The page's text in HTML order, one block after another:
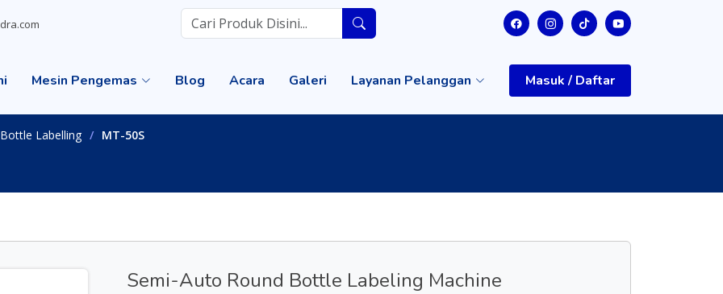
Mesin Pengemas Blog Acara Galeri Layanan Pelanggan Masuk / Daftar
Bottle Labelling MT-50S
Semi-Auto Round Bottle Labeling Machine